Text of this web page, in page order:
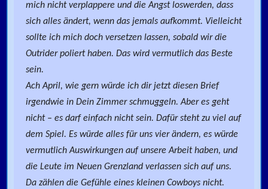
mich nicht verplappere und die Angst loswerden, dass
sich alles ändert, wenn das jemals aufkommt. Vielleicht
sollte ich mich doch versetzen lassen, sobald wir die
Outrider poliert haben. Das wird vermutlich das Beste
sein.
Ach April, wie gern würde ich dir jetzt diesen Brief
irgendwie in Dein Zimmer schmuggeln. Aber es geht
nicht – es darf einfach nicht sein. Dafür steht zu viel auf
dem Spiel. Es würde alles für uns vier ändern, es würde
vermutlich Auswirkungen auf unsere Arbeit haben, und
die Leute im Neuen Grenzland verlassen sich auf uns.
Da zählen die Gefühle eines kleinen Cowboys nicht.